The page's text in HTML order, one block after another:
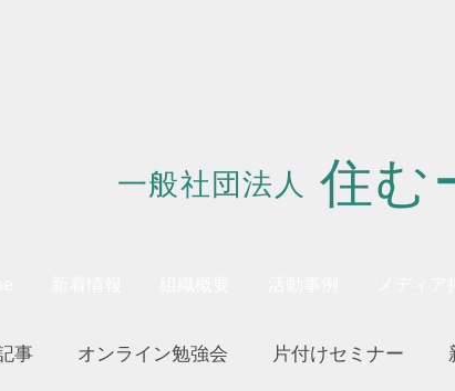
一般社団法人 住む
事 オンライン勉強会 片付けセミナー